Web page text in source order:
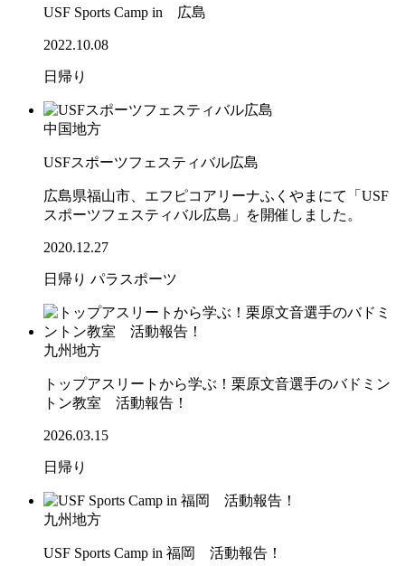
USF Sports Camp in 広島
2022.10.08
日帰り
中国地方
USFスポーツフェスティバル広島
広島県福山市、エフピコアリーナふくやまにて「USF
スポーツフェスティバル広島」を開催しました。
2020.12.27
日帰り パラスポーツ
九州地方
トップアスリートから学ぶ！栗原文音選手のバドミン
トン教室 活動報告！
2026.03.15
日帰り
九州地方
USF Sports Camp in 福岡 活動報告！